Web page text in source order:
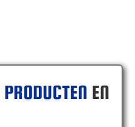
PRODUCTEN EN